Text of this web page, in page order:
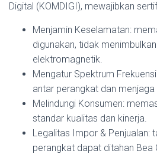
Digital (KOMDIGI), mewajibkan
Menjamin Keselamatan:
digunakan, tidak
elektromagnetik.
Mengatur Spektrum
antar perangkat dan menjaga
Melindungi Konsumen:
standar kualitas dan kinerja.
Legalitas Impor & Penjualan:
perangkat dapat ditahan Bea